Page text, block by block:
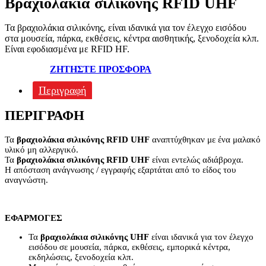
Τα βραχιολάκια σιλικόνης, είναι ιδανικά για τον έλεγχο εισόδου
στα μουσεία, πάρκα, εκθέσεις, κέντρα αισθητικής, ξενοδοχεία κλπ.
Είναι εφοδιασμένα με RFID HF.
ΖΗΤΗΣΤΕ ΠΡΟΣΦΟΡΑ
Περιγραφή
ΠΕΡΙΓΡΑΦΉ
Τα βραχιολάκια σιλικόνης RFID UHF αναπτύχθηκαν με ένα μαλακό
υλικό μη αλλεργικό.
Τα βραχιολάκια σιλικόνης RFID UHF είναι εντελώς αδιάβροχα.
Η απόσταση ανάγνωσης / εγγραφής εξαρτάται από το είδος του
αναγνώστη.
ΕΦΑΡΜΟΓΕΣ
Τα βραχιολάκια σιλικόνης UHF είναι ιδανικά για τον έλεγχο
εισόδου σε μουσεία, πάρκα, εκθέσεις, εμπορικά κέντρα,
εκδηλώσεις, ξενοδοχεία κλπ.